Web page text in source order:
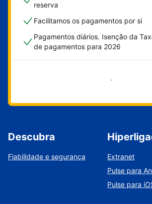
reserva
Facilitamos os pagamentos por si
Pagamentos diários. Isenção da
de pagamentos para 2026
Comece já
Descubra
Fiabilidade e segurança
Extranet
Pulse para
Pulse para